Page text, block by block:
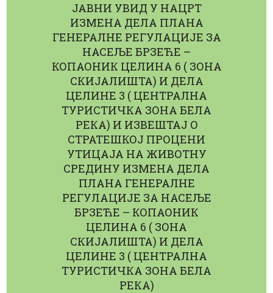
ЈАВНИ УВИД У НАЦРТ
ИЗМЕНА ДЕЛА ПЛАНА
ГЕНЕРАЛНЕ РЕГУЛАЦИЈЕ ЗА
НАСЕЉЕ БРЗЕЋЕ –
КОПАОНИК ЦЕЛИНА 6 ( ЗОНА
СКИЈАЛИШТА) И ДЕЛА
ЦЕЛИНЕ 3 ( ЦЕНТРАЛНА
ТУРИСТИЧКА ЗОНА БЕЛА
РЕКА) И ИЗВЕШТАЈ О
СТРАТЕШКОЈ ПРОЦЕНИ
УТИЦАЈА НА ЖИВОТНУ
СРЕДИНУ ИЗМЕНА ДЕЛА
ПЛАНА ГЕНЕРАЛНЕ
РЕГУЛАЦИЈЕ ЗА НАСЕЉЕ
БРЗЕЋЕ – КОПАОНИК
ЦЕЛИНА 6 ( ЗОНА
СКИЈАЛИШТА) И ДЕЛА
ЦЕЛИНЕ 3 ( ЦЕНТРАЛНА
ТУРИСТИЧКА ЗОНА БЕЛА
РЕКА)